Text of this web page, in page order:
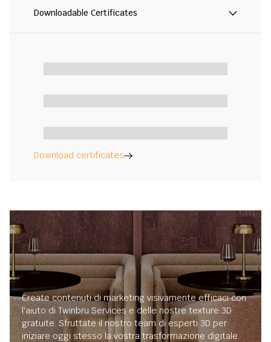
Downloadable Certificates
Download certificates
Create contenuti di marketing visivamente efficaci con
l'aiuto di Twinbru Services e delle nostre texture 3D
gratuite. Sfruttate il nostro team di esperti 3D per
iniziare oggi stesso la vostra trasformazione digitale.